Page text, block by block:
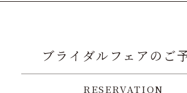
ブライダルフェアのご
RESERVATION